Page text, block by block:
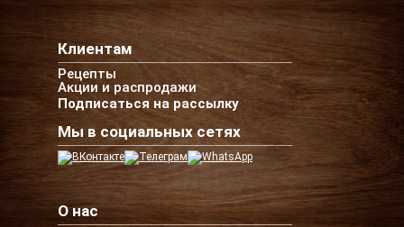
Клиентам
Рецепты
Акции и распродажи
Подписаться на рассылку
Мы в социальных сетях
О нас